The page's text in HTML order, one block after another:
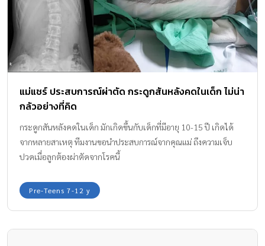
แม่แชร์ ประสบการณ์ผ่าตัด กระดูกสันหลังคดในเด็ก ไม่น่า
กลัวอย่างที่คิด
กระดูกสันหลังคดในเด็ก มักเกิดขึ้นกับเด็กที่มีอายุ 10-15 ปี เกิดได้
จากหลายสาเหตุ ทีมงานขอนำประสบการณ์จากคุณแม่ ถึงความเจ็บ
ปวดเมื่อลูกต้องผ่าตัดจากโรคนี้
Pre-Teens 7-12 y